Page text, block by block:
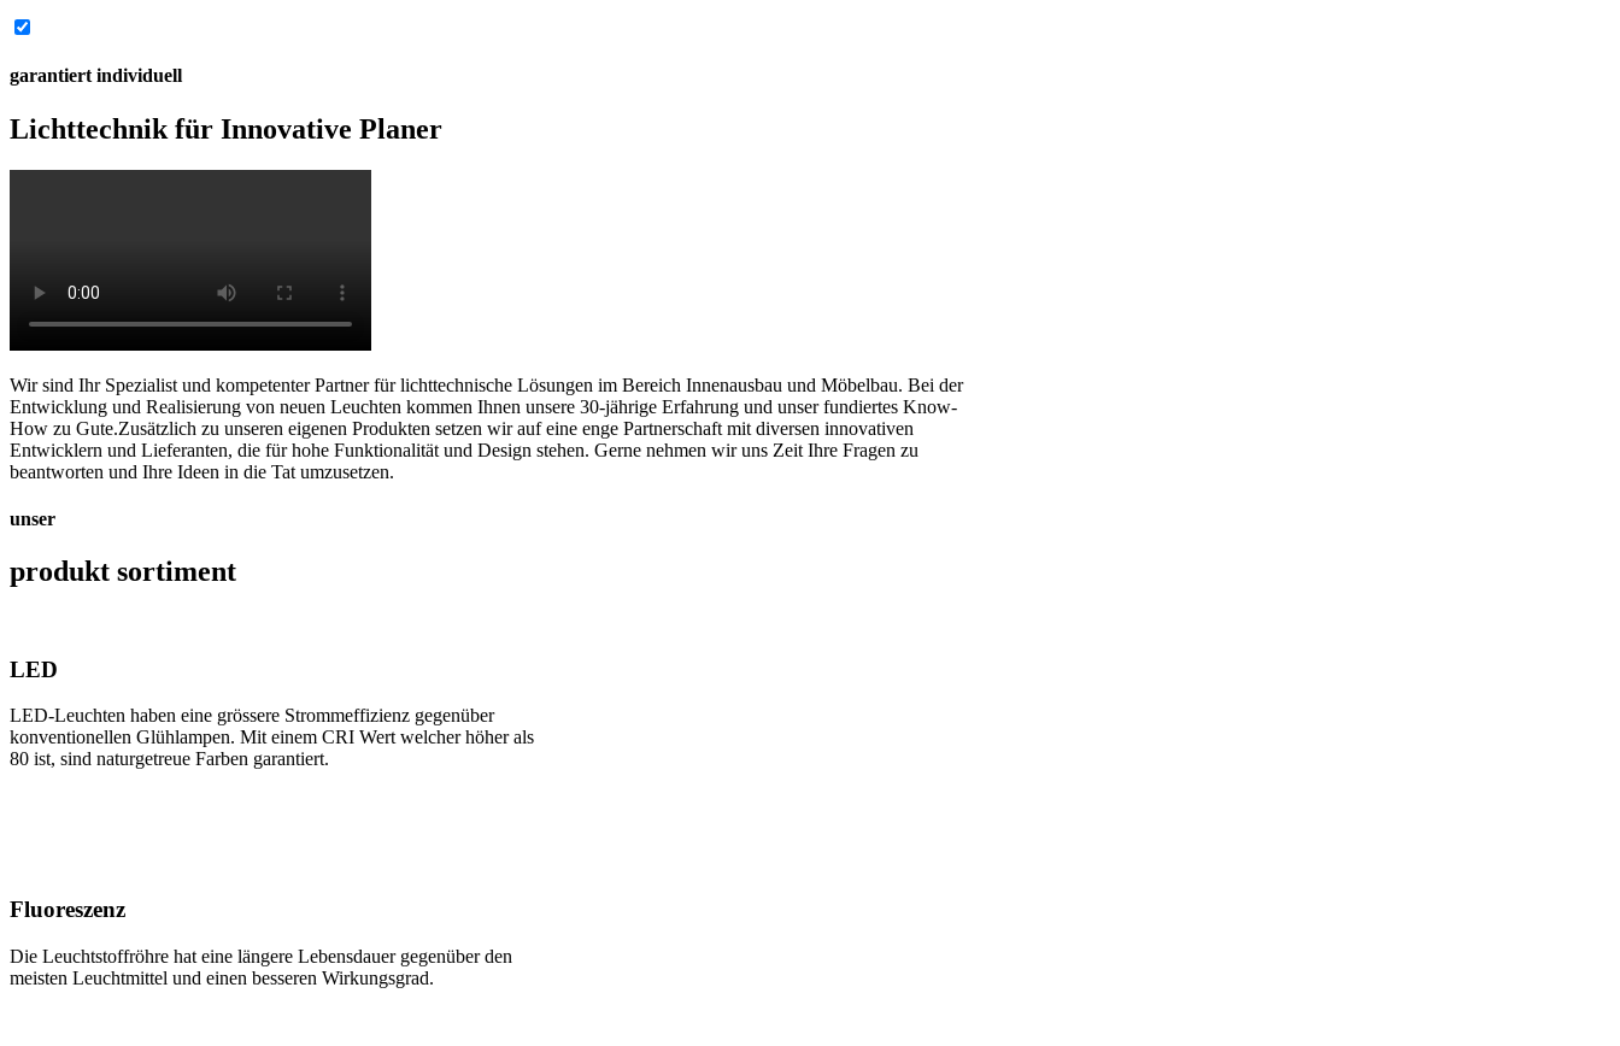
garantiert individuell
Lichttechnik für Innovative Planer
Wir sind Ihr Spezialist und kompetenter Partner für lichttechnische Lösungen im Bereich Innenausbau und Möbelbau. Bei der
Entwicklung und Realisierung von neuen Leuchten kommen Ihnen unsere 30-jährige Erfahrung und unser fundiertes Know-
How zu Gute.Zusätzlich zu unseren eigenen Produkten setzen wir auf eine enge Partnerschaft mit diversen innovativen
Entwicklern und Lieferanten, die für hohe Funktionalität und Design stehen. Gerne nehmen wir uns Zeit Ihre Fragen zu
beantworten und Ihre Ideen in die Tat umzusetzen.
unser
produkt sortiment
LED
LED-Leuchten haben eine grössere Strommeffizienz gegenüber
konventionellen Glühlampen. Mit einem CRI Wert welcher höher als
80 ist, sind naturgetreue Farben garantiert.
Fluoreszenz
Die Leuchtstoffröhre hat eine längere Lebensdauer gegenüber den
meisten Leuchtmittel und einen besseren Wirkungsgrad.